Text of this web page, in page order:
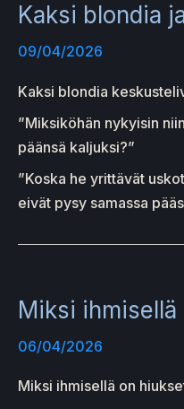
Kaksi blondia
09/04/2026
Kaksi blondia
”Miksiköhän nykyisin
päänsä kaljuksi?”
”Koska he yrittävät
eivät pysy samassa
Miksi
06/04/2026
Miksi ihmisellä on